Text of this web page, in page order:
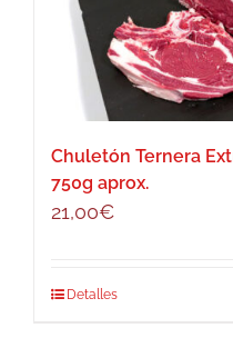
Chuletón Ternera
750g aprox.
21,00€
Detalles